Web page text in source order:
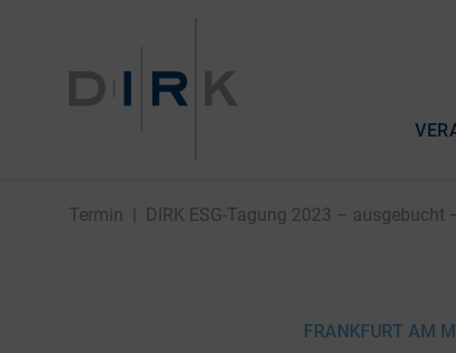
Termin DIRK ESG-Tagung 2023 – ausgebucht
FRANKFURT AM